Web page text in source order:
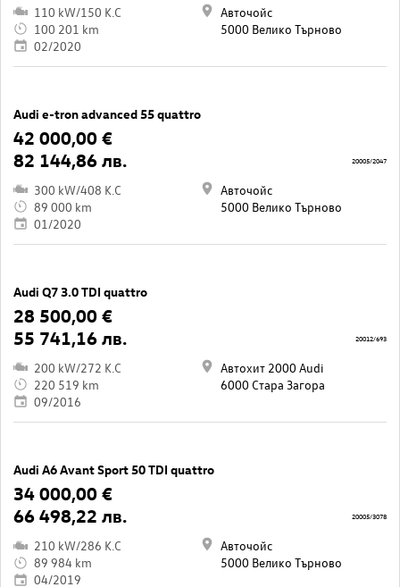
110 kW/150 K.C
100 201 km
02/2020
Авточойс
5000 Велико Търново
Audi e-tron advanced 55 quattro
42 000,00 €
82 144,86 лв.
300 kW/408 K.C
89 000 km
01/2020
Авточойс
5000 Велико Търново
20005/2047
Audi Q7 3.0 TDI quattro
28 500,00 €
55 741,16 лв.
200 kW/272 K.C
220 519 km
09/2016
Автохит 2000 Audi
6000 Стара Загора
20012/693
Audi A6 Avant Sport 50 TDI quattro
34 000,00 €
66 498,22 лв.
210 kW/286 K.C
89 984 km
04/2019
Авточойс
5000 Велико Търново
20005/3078